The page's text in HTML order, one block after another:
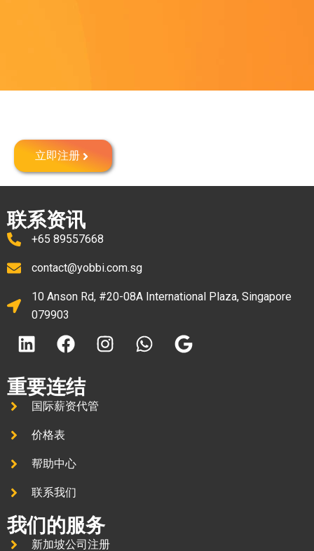
立即注册
联系资讯
+65 89557668
contact@yobbi.com.sg
10 Anson Rd, #20-08A International Plaza, Singapore
079903
重要连结
国际薪资代管
价格表
帮助中心
联系我们
我们的服务
新加坡公司注册